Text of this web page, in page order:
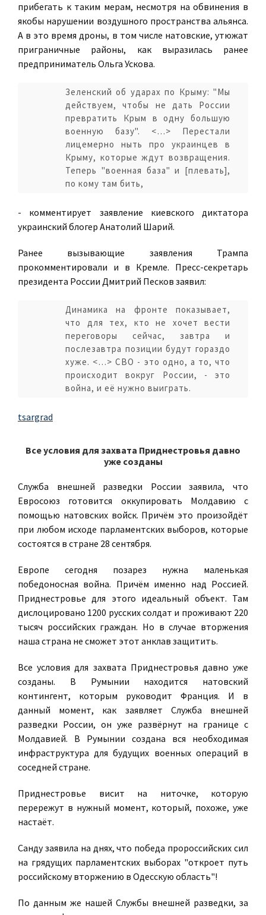
прибегать к таким мерам, несмотря на обвинения в
якобы нарушении воздушного пространства альянса.
А в это время дроны, в том числе натовские, утюжат
приграничные районы, как выразилась ранее
предприниматель Ольга Ускова.
Зеленский об ударах по Крыму: "Мы
действуем, чтобы не дать России
превратить Крым в одну большую
военную базу". <…> Перестали
лицемерно ныть про украинцев в
Крыму, которые ждут возвращения.
Теперь "военная база" и [плевать],
по кому там бить,
- комментирует заявление киевского диктатора
украинский блогер Анатолий Шарий.
Ранее вызывающие заявления Трампа
прокомментировали и в Кремле. Пресс-секретарь
президента России Дмитрий Песков заявил:
Динамика на фронте показывает,
что для тех, кто не хочет вести
переговоры сейчас, завтра и
послезавтра позиции будут гораздо
хуже. <…> СВО - это одно, а то, что
происходит вокруг России, - это
война, и её нужно выиграть.
tsargrad
Все условия для захвата Приднестровья давно
уже созданы
Служба внешней разведки России заявила, что
Евросоюз готовится оккупировать Молдавию с
помощью натовских войск. Причём это произойдёт
при любом исходе парламентских выборов, которые
состоятся в стране 28 сентября.
Европе сегодня позарез нужна маленькая
победоносная война. Причём именно над Россией.
Приднестровье для этого идеальный объект. Там
дислоцировано 1200 русских солдат и проживают 220
тысяч российских граждан. Но в случае вторжения
наша страна не сможет этот анклав защитить.
Все условия для захвата Приднестровья давно уже
созданы. В Румынии находится натовский
контингент, которым руководит Франция. И в
данный момент, как заявляет Служба внешней
разведки России, он уже развёрнут на границе с
Молдавией. В Румынии создана вся необходимая
инфраструктура для будущих военных операций в
соседней стране.
Приднестровье висит на ниточке, которую
перережут в нужный момент, который, похоже, уже
настаёт.
Санду заявила на днях, что победа пророссийских сил
на грядущих парламентских выборах "откроет путь
российскому вторжению в Одесскую область"!
По данным же нашей Службы внешней разведки, за